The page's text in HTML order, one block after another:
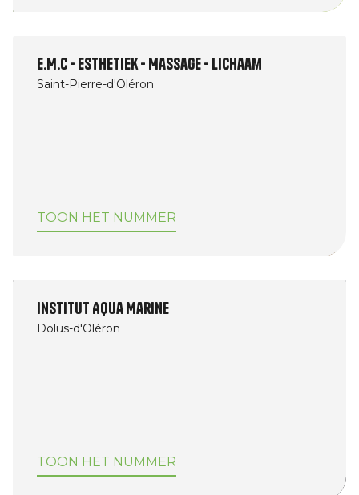
E.M.C - Esthetiek - Massage - Lichaam
Saint-Pierre-d'Oléron
TOON HET NUMMER
Institut Aqua Marine
Dolus-d'Oléron
TOON HET NUMMER